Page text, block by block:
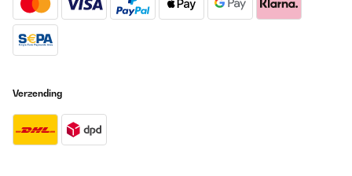
Verzending